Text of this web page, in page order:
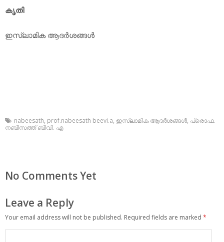
കൃതി
ഇസ്ലാമിക ആദര്‍ശങ്ങള്‍
nabeesath, prof.nabeesath beevi.a, ഇസ്ലാമിക ആദര്‍ശങ്ങള്‍, പ്രൊഫ.
നബീസത്ത് ബീവി. എ
No Comments Yet
Leave a Reply
Your email address will not be published. Required fields are marked *